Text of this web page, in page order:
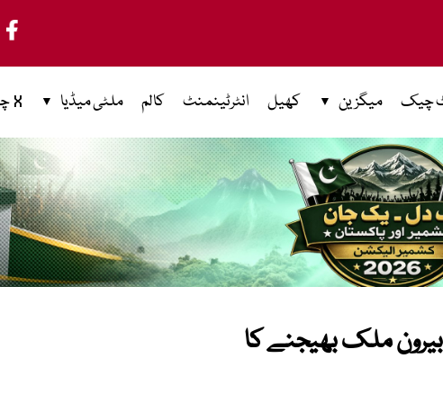
چیک میگزین کھیل انٹرٹینمنٹ کالم ملٹی میڈیا X چینلز
ملک بھیجنے کا